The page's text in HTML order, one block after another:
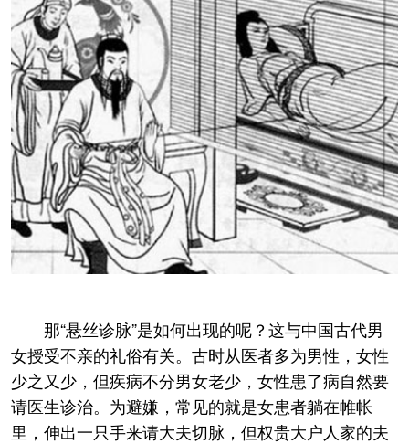
那“悬丝诊脉”是如何出现的呢？这与中国古代男
女授受不亲的礼俗有关。古时从医者多为男性，女性
少之又少，但疾病不分男女老少，女性患了病自然要
请医生诊治。为避嫌，常见的就是女患者躺在帷帐
里，伸出一只手来请大夫切脉，但权贵大户人家的夫